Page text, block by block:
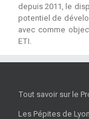
depuis 2011, le
potentiel de
avec comme
ETI.
Tout savoir sur le
Les Pépites de Lyon